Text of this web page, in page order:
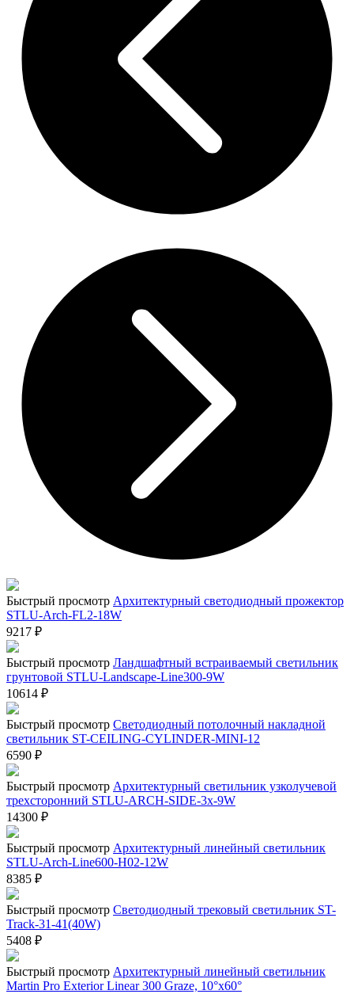
Быстрый просмотр Архитектурный светодиодный прожектор
STLU-Arch-FL2-18W
9217 ₽
Быстрый просмотр Ландшафтный встраиваемый светильник
грунтовой STLU-Landscape-Line300-9W
10614 ₽
Быстрый просмотр Светодиодный потолочный накладной
светильник ST-CEILING-CYLINDER-MINI-12
6590 ₽
Быстрый просмотр Архитектурный светильник узколучевой
трехсторонний STLU-ARCH-SIDE-3x-9W
14300 ₽
Быстрый просмотр Архитектурный линейный светильник
STLU-Arch-Line600-H02-12W
8385 ₽
Быстрый просмотр Светодиодный трековый светильник ST-
Track-31-41(40W)
5408 ₽
Быстрый просмотр Архитектурный линейный светильник
Martin Pro Exterior Linear 300 Graze, 10°x60°